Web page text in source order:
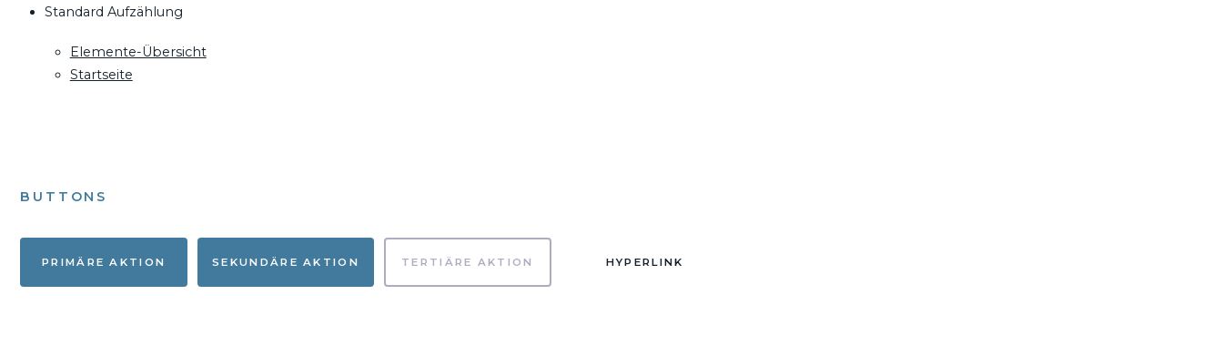
Standard Aufzählung
Elemente-Übersicht
Startseite
BUTTONS
PRIMÄRE AKTION SEKUNDÄRE AKTION TERTIÄRE AKTION HYPERLINK